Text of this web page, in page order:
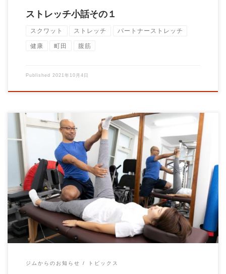
ストレッチ小話その１
スクワット ストレッチ パートナーストレッチ
健康 町田 腹筋
Published 2021年10月4日
１０月より水曜日限定 ストレッチ専門店Brain をスタートしま
す。 お客様はベッドに寝るだけ トレ […]
ジムからのお知らせ トピックス